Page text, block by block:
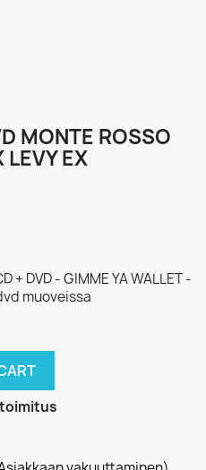
MONTE ROSSO
LEVY EX
+ DVD - GIMME YA WALLET -
muoveissa